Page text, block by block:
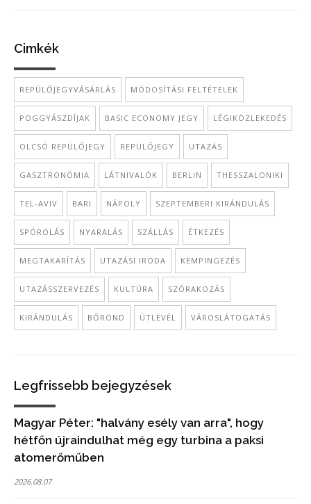
Cimkék
REPÜLŐJEGYVÁSÁRLÁS MÓDOSÍTÁSI FELTÉTELEK
POGGYÁSZDÍJAK BASIC ECONOMY JEGY LÉGIKÖZLEKEDÉS
OLCSÓ REPÜLŐJEGY REPÜLŐJEGY UTAZÁS
GASZTRONÓMIA LÁTNIVALÓK BERLIN THESSZALONIKI
TEL-AVIV BARI NÁPOLY SZEPTEMBERI KIRÁNDULÁS
SPÓROLÁS NYARALÁS SZÁLLÁS ÉTKEZÉS
MEGTAKARÍTÁS UTAZÁSI IRODA KEMPINGEZÉS
UTAZÁSSZERVEZÉS KULTÚRA SZÓRAKOZÁS
KIRÁNDULÁS BŐRÖND ÚTLEVÉL VÁROSLÁTOGATÁS
Legfrissebb bejegyzések
Magyar Péter: "halvány esély van arra", hogy
hétfőn újraindulhat még egy turbina a paksi
atomerőműben
2026.08.07